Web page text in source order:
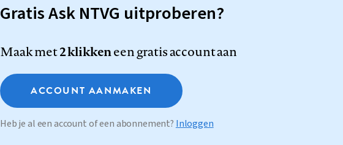
Gratis Ask NTVG uitproberen?
Maak met2 klikkeneen gratis account aan
ACCOUNT AANMAKEN
Heb je al een account of een abonnement? Inloggen